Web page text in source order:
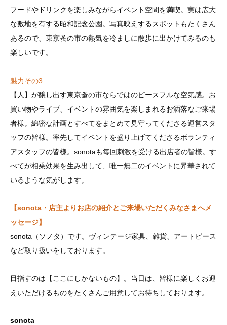
フードやドリンクを楽しみながらイベント空間を満喫。実は広大
な敷地を有する昭和記念公園。写真映えするスポットもたくさん
あるので、東京蚤の市の熱気を冷ましに散歩に出かけてみるのも
楽しいです。
魅力その3
【人】が醸し出す東京蚤の市ならではのピースフルな空気感。お
買い物やライブ、イベントの雰囲気を楽しまれるお洒落なご来場
者様。綿密な計画とすべてをまとめて見守ってくださる運営スタ
ッフの皆様。率先してイベントを盛り上げてくださるボランティ
アスタッフの皆様。sonotaも毎回刺激を受ける出店者の皆様。す
べてが相乗効果を生み出して、唯一無二のイベントに昇華されて
いるような気がします。
【sonota・店主よりお店の紹介とご来場いただくみなさまへメ
ッセージ】
sonota（ソノタ）です。ヴィンテージ家具、雑貨、アートピース
など取り扱いをしております。
目指すのは【ここにしかないもの】。当日は、皆様に楽しくお迎
えいただけるものをたくさんご用意してお待ちしております。
sonota